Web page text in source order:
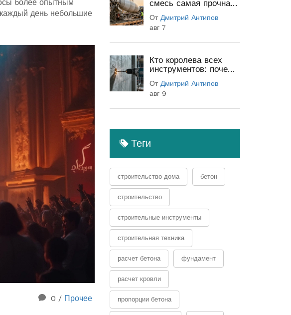
более опытным
день небольшие
0 / Прочее
смесь самая прочная:
секреты прочности
От Дмитрий Антипов
авг 7
Кто королева всех
инструментов: почему
незаменим в
строительстве
От Дмитрий Антипов
авг 9
Теги
строительство дома бетон
строительство
строительные инструменты
строительная техника
расчет бетона фундамент
расчет кровли
пропорции бетона